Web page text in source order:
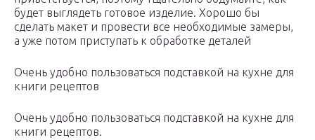
будет выглядеть готовое изделие. Хорошо бы
сделать макет и провести все необходимые замеры,
а уже потом приступать к обработке деталей
Очень удобно пользоваться подставкой на кухне для
книги рецептов
Очень удобно пользоваться подставкой на кухне для
книги рецептов.